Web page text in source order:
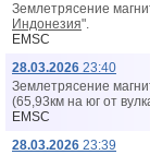
Землетрясение
Индонезия".
EMSC
28.03.2026 23:40
Землетрясение
(65,93км на юг от
EMSC
28.03.2026 23:39